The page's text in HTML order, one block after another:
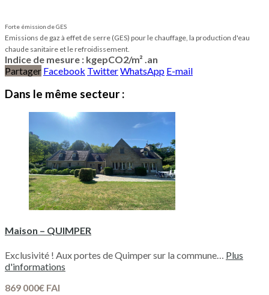
Forte émission de GES
Emissions de gaz à effet de serre (GES) pour le chauffage, la production d'eau
chaude sanitaire et le refroidissement.
Indice de mesure : kgepCO2/m² .an
Partager Facebook TwitterWhatsApp E-mail
Dans le même secteur :
Maison – QUIMPER
Exclusivité ! Aux portes de Quimper sur la commune… Plus
d'informations
869 000€ FAI